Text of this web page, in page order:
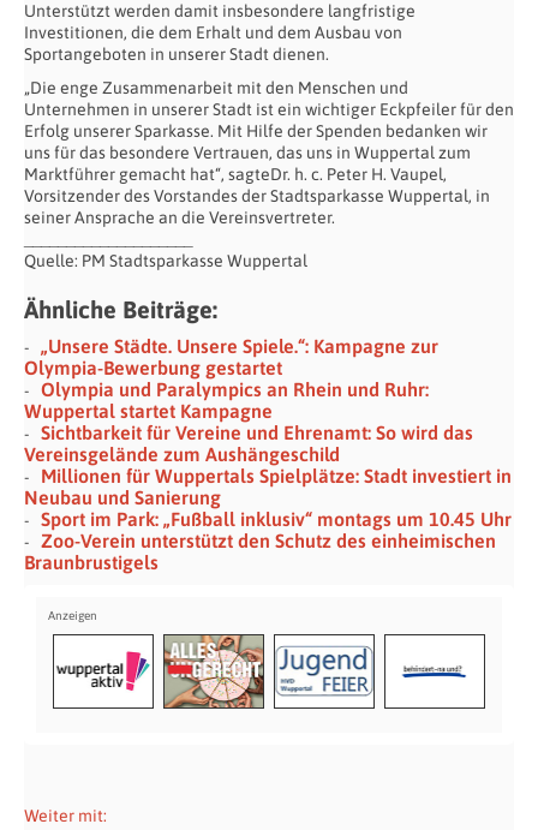
Unterstützt werden damit insbesondere langfristige
Investitionen, die dem Erhalt und dem Ausbau von
Sportangeboten in unserer Stadt dienen.
„Die enge Zusammenarbeit mit den Menschen und
Unternehmen in unserer Stadt ist ein wichtiger Eckpfeiler für den
Erfolg unserer Sparkasse. Mit Hilfe der Spenden bedanken wir
uns für das besondere Vertrauen, das uns in Wuppertal zum
Marktführer gemacht hat“, sagteDr. h. c. Peter H. Vaupel,
Vorsitzender des Vorstandes der Stadtsparkasse Wuppertal, in
seiner Ansprache an die Vereinsvertreter.
Quelle: PM Stadtsparkasse Wuppertal
Ähnliche Beiträge:
„Unsere Städte. Unsere Spiele.“: Kampagne zur
Olympia-Bewerbung gestartet
Olympia und Paralympics an Rhein und Ruhr:
Wuppertal startet Kampagne
Sichtbarkeit für Vereine und Ehrenamt: So wird das
Vereinsgelände zum Aushängeschild
Millionen für Wuppertals Spielplätze: Stadt investiert in
Neubau und Sanierung
Sport im Park: „Fußball inklusiv“ montags um 10.45 Uhr
Zoo-Verein unterstützt den Schutz des einheimischen
Braunbrustigels
Weiter mit: